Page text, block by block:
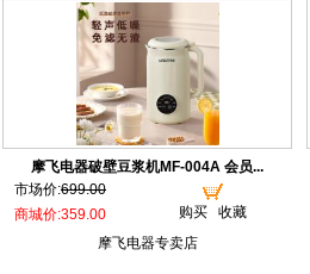
摩飞电器破壁豆浆机MF-004A 会员...
市场价:699.00
购买
收藏
商城价:359.00
摩飞电器专卖店